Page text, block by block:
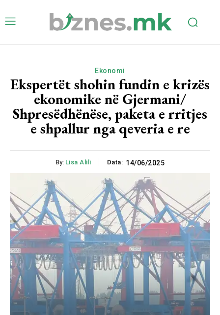
Ekonomi
Ekspertët shohin fundin e krizës
ekonomike në Gjermani/
Shpresëdhënëse, paketa e rritjes
e shpallur nga qeveria e re
By: Lisa Alili Data: 14/06/2025